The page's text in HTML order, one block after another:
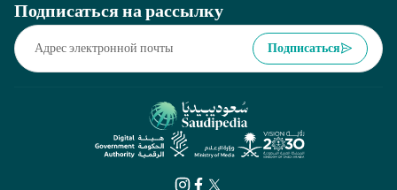
Подписаться на рассылку
Подписаться